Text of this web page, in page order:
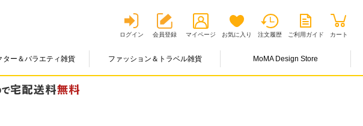
ログイン 会員登録 マイページ お気に入り 注文履歴 ご利用ガイド カート
ター＆バラエティ雑貨 ファッション＆トラベル雑貨 MoMA Design Store